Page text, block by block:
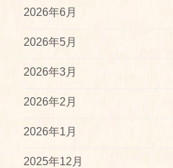
2026年6月
2026年5月
2026年3月
2026年2月
2026年1月
2025年12月